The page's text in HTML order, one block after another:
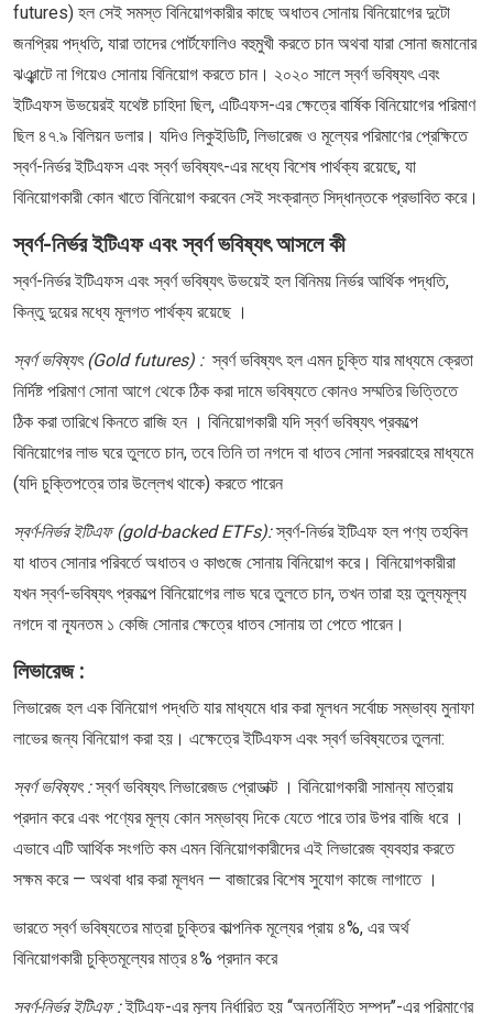
futures) হল সেই সমস্ত বিনিয়োগকারীর কাছে অধাতব সোনায় বিনিয়োগের দুটো
জনপ্রিয় পদ্ধতি, যারা তাদের পোর্টফোলিও বহুমুখী করতে চান অথবা যারা সোনা জমানোর
ঝঞ্ঝাটে না গিয়েও সোনায় বিনিয়োগ করতে চান। ২০২০ সালে স্বর্ণ ভবিষ্যৎ এবং
ইটিএফস উভয়েরই যথেষ্ট চাহিদা ছিল, এটিএফস-এর ক্ষেত্রে বার্ষিক বিনিয়োগের পরিমাণ
ছিল ৪৭.৯ বিলিয়ন ডলার। যদিও লিকুইডিটি, লিভারেজ ও মূল্যের পরিমাণের প্রেক্ষিতে
স্বর্ণ-নির্ভর ইটিএফস এবং স্বর্ণ ভবিষ্যৎ-এর মধ্যে বিশেষ পার্থক্য রয়েছে, যা
বিনিয়োগকারী কোন খাতে বিনিয়োগ করবেন সেই সংক্রান্ত সিদ্ধান্তকে প্রভাবিত করে।
স্বর্ণ-নির্ভর ইটিএফ এবং স্বর্ণ ভবিষ্যৎ আসলে কী
স্বর্ণ-নির্ভর ইটিএফস এবং স্বর্ণ ভবিষ্যৎ উভয়েই হল বিনিময় নির্ভর আর্থিক পদ্ধতি,
কিন্তু দুয়ের মধ্যে মূলগত পার্থক্য রয়েছে ।
স্বর্ণ ভবিষ্যৎ (Gold futures) :স্বর্ণ ভবিষ্যৎ হল এমন চুক্তি যার মাধ্যমে ক্রেতা
নির্দিষ্ট পরিমাণ সোনা আগে থেকে ঠিক করা দামে ভবিষ্যতে কোনও সম্মতির ভিত্তিতে
ঠিক করা তারিখে কিনতে রাজি হন । বিনিয়োগকারী যদি স্বর্ণ ভবিষ্যৎ প্রকল্পে
বিনিয়োগের লাভ ঘরে তুলতে চান, তবে তিনি তা নগদে বা ধাতব সোনা সরবরাহের মাধ্যমে
(যদি চুক্তিপত্রে তার উল্লেখ থাকে) করতে পারেন
স্বর্ণ-নির্ভর ইটিএফ (gold-backed ETFs):স্বর্ণ-নির্ভর ইটিএফ হল পণ্য তহবিল
যা ধাতব সোনার পরিবর্তে অধাতব ও কাগুজে সোনায় বিনিয়োগ করে। বিনিয়োগকারীরা
যখন স্বর্ণ-ভবিষ্যৎ প্রকল্পে বিনিয়োগের লাভ ঘরে তুলতে চান, তখন তারা হয় তুল্যমূল্য
নগদে বা ন্যূনতম ১ কেজি সোনার ক্ষেত্রে ধাতব সোনায় তা পেতে পারেন।
লিভারেজ :
লিভারেজ হল এক বিনিয়োগ পদ্ধতি যার মাধ্যমে ধার করা মূলধন সর্বোচ্চ সম্ভাব্য মুনাফা
লাভের জন্য বিনিয়োগ করা হয়। এক্ষেত্রে ইটিএফস এবং স্বর্ণ ভবিষ্যতের তুলনা:
স্বর্ণ ভবিষ্যৎ :স্বর্ণ ভবিষ্যৎ লিভারেজড প্রোডাক্ট । বিনিয়োগকারী সামান্য মাত্রায়
প্রদান করে এবং পণ্যের মূল্য কোন সম্ভাব্য দিকে যেতে পারে তার উপর বাজি ধরে ।
এভাবে এটি আর্থিক সংগতি কম এমন বিনিয়োগকারীদের এই লিভারেজ ব্যবহার করতে
সক্ষম করে — অথবা ধার করা মূলধন — বাজারের বিশেষ সুযোগ কাজে লাগাতে ।
ভারতে স্বর্ণ ভবিষ্যতের মাত্রা চুক্তির কাল্পনিক মূল্যের প্রায় ৪%, এর অর্থ
বিনিয়োগকারী চুক্তিমূল্যের মাত্র ৪% প্রদান করে
স্বর্ণ-নির্ভর ইটিএফ :ইটিএফ-এর মূল্য নির্ধারিত হয় ‘‘অন্তর্নিহিত সম্পদ’’-এর পরিমাণের